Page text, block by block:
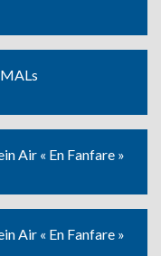
Air « En Fanfare »
Air « En Fanfare »